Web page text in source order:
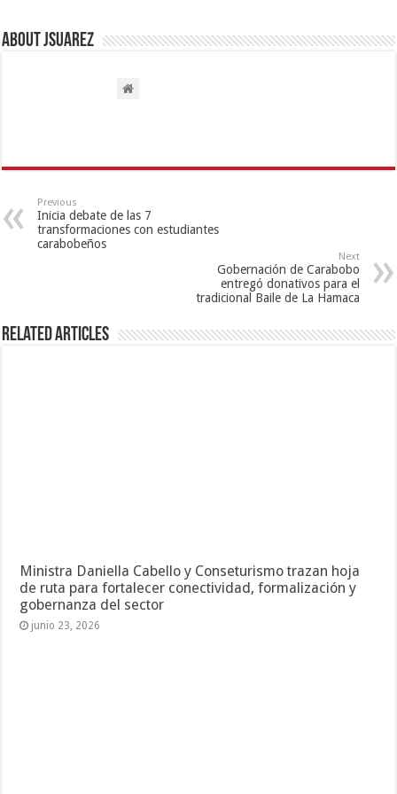
About Jsuarez
Previous
Inicia debate de las 7
transformaciones con estudiantes
carabobeños
Next
Gobernación de Carabobo
entregó donativos para el
tradicional Baile de La Hamaca
Related Articles
Ministra Daniella Cabello y Conseturismo trazan hoja
de ruta para fortalecer conectividad, formalización y
gobernanza del sector
junio 23, 2026